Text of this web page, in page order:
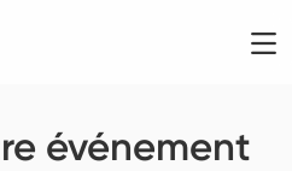
événement